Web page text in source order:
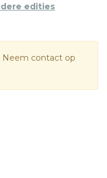
edities
Neem contact op